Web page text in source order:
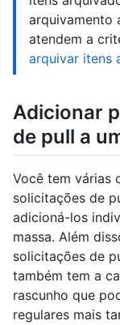
arquivamento
atendem a
arquivar itens
Adicionar
de pull a
Você tem várias
solicitações de
adicioná-los
massa. Além
solicitações de
também tem a
rascunho que
regulares mais